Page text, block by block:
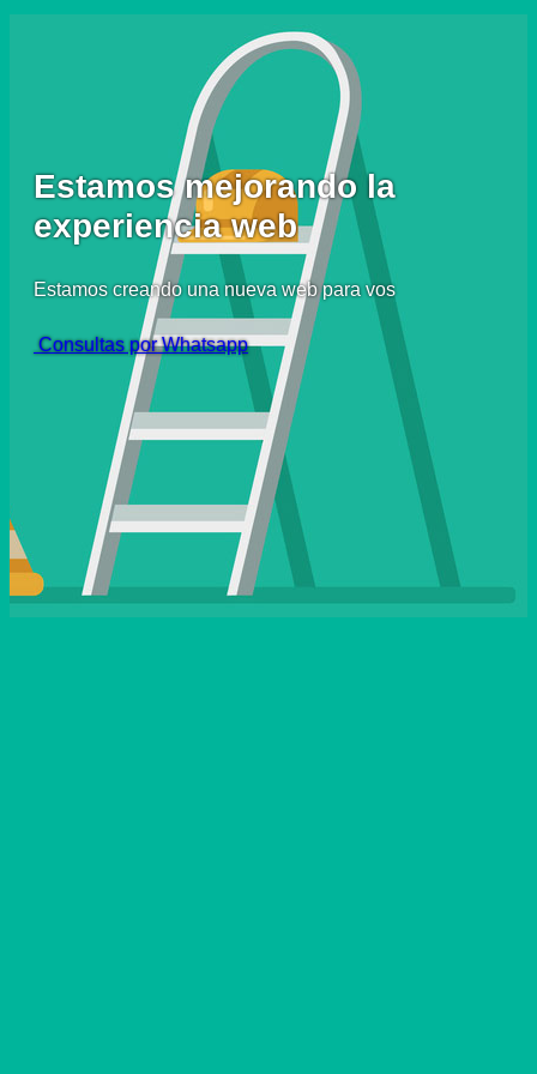
Estamos mejorando la
experiencia web
Estamos creando una nueva web para vos
Consultas por Whatsapp